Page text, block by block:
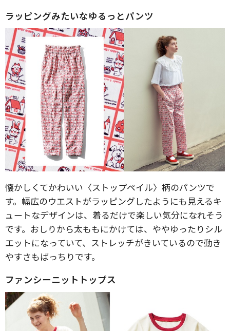
ラッピングみたいなゆるっとパンツ
懐かしくてかわいい〈ストップペイル〉柄のパンツで
す。幅広のウエストがラッピングしたようにも見えるキ
ュートなデザインは、着るだけで楽しい気分になれそう
です。おしりから太ももにかけては、ややゆったりシル
エットになっていて、ストレッチがきいているので動き
やすさもばっちりです。
ファンシーニットトップス